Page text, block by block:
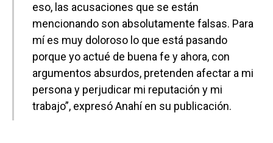
eso, las acusaciones que se están
mencionando son absolutamente falsas. Para
mí es muy doloroso lo que está pasando
porque yo actué de buena fe y ahora, con
argumentos absurdos, pretenden afectar a mi
persona y perjudicar mi reputación y mi
trabajo”, expresó Anahí en su publicación.